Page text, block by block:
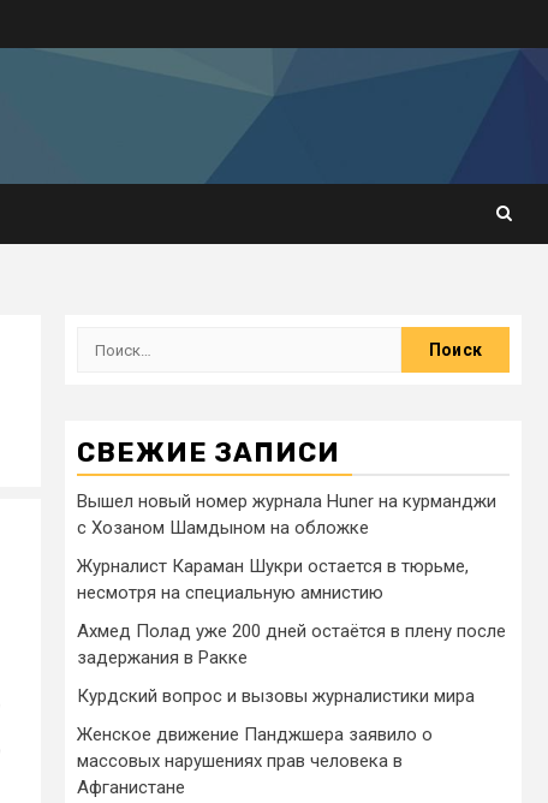
СВЕЖИЕ ЗАПИСИ
Вышел новый номер журнала Huner на курманджи
с Хозаном Шамдыном на обложке
Журналист Караман Шукри остается в тюрьме,
несмотря на специальную амнистию
Ахмед Полад уже 200 дней остаётся в плену после
задержания в Ракке
Курдский вопрос и вызовы журналистики мира
Женское движение Панджшера заявило о
массовых нарушениях прав человека в
Афганистане